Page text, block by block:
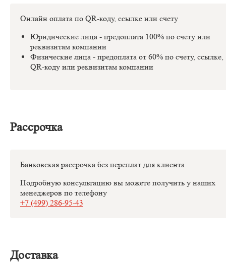
Онлайн оплата по QR-коду, ссылке или счету
Юридические лица - предоплата 100% по счету или
реквизитам компании
Физические лица - предоплата от 60% по счету, ссылке,
QR-коду или реквизитам компании
Рассрочка
Банковская рассрочка без переплат для клиента
Подробную консультацию вы можете получить у наших
менеджеров по телефону
+7 (499) 286-95-43
Доставка